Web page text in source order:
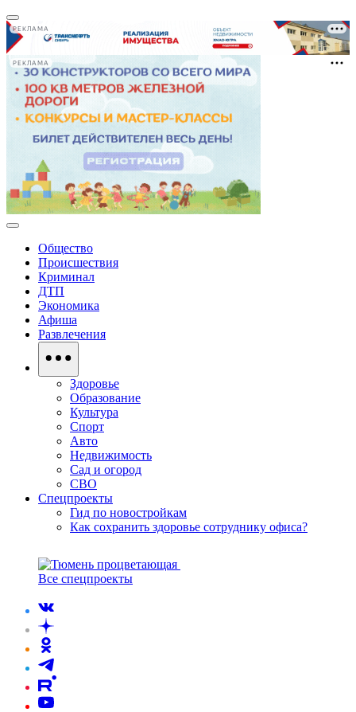
РЕКЛАМА
РЕКЛАМА
Общество
Происшествия
Криминал
ДТП
Экономика
Афиша
Развлечения
Здоровье
Образование
Культура
Спорт
Авто
Недвижимость
Сад и огород
СВО
Спецпроекты
Гид по новостройкам
Как сохранить здоровье сотруднику офиса?
Все спецпроекты